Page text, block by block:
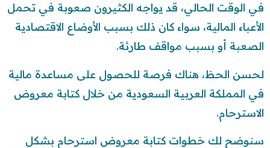
في الوقت الحالي، قد يواجه الكثيرون صعوبة في تحمل
الأعباء المالية، سواء كان ذلك بسبب الأوضاع الاقتصادية
الصعبة أو بسبب مواقف طارئة.
لحسن الحظ، هناك فرصة للحصول على مساعدة مالية
في المملكة العربية السعودية من خلال كتابة معروض
الاسترحام.
سنوضح لك خطوات كتابة معروض استرحام بشكل